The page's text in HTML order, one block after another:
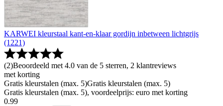
KARWEI kleurstaal kant-en-klaar gordijn inbetween lichtgrijs
(1221)
(2)Beoordeeld met 4.0 van de 5 sterren, 2 klantreviews
met korting
Gratis kleurstalen (max. 5)Gratis kleurstalen (max. 5)
Gratis kleurstalen (max. 5), voordeelprijs: euro met korting
0.99